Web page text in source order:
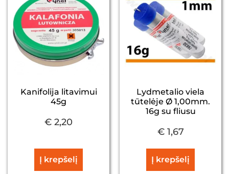
Kanifolija litavimui
45g
€ 2,20
Į krepšelį
Lydmetalio viela
tūtelėje Ø 1,00mm.
16g su fliusu
€1,67
Į krepšelį